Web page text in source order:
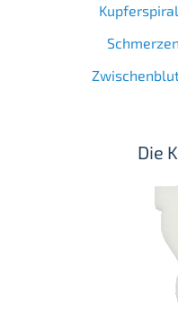
Die